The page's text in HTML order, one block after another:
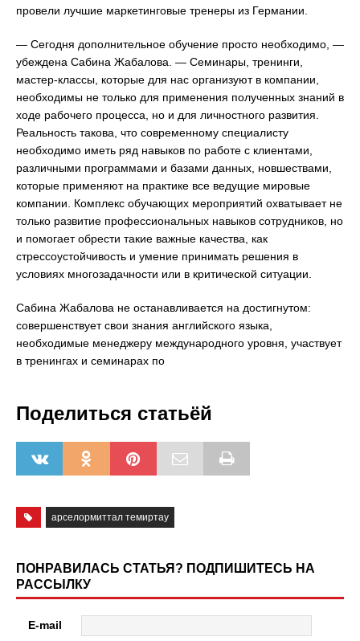
провели лучшие маркетинговые тренеры из Германии.
— Сегодня дополнительное обучение просто необходимо, —
убеждена Сабина Жабалова. — Семинары, тренинги,
мастер-классы, которые для нас организуют в компании,
необходимы не только для применения полученных знаний в
ходе рабочего процесса, но и для личностного развития.
Реальность такова, что современному специалисту
необходимо иметь ряд навыков по работе с клиентами,
различными программами и базами данных, новшествами,
которые применяют на практике все ведущие мировые
компании. Комплекс обучающих мероприятий охватывает не
только развитие профессиональных навыков сотрудников, но
и помогает обрести такие важные качества, как
стрессоустойчивость и умение принимать решения в
условиях многозадачности или в критической ситуации.
Сабина Жабалова не останавливается на достигнутом:
совершенствует свои знания английского языка,
необходимые менеджеру международного уровня, участвует
в тренингах и семинарах по
Поделиться статьёй
арселормиттал темиртау
ПОНРАВИЛАСЬ СТАТЬЯ? ПОДПИШИТЕСЬ НА
РАССЫЛКУ
E-mail